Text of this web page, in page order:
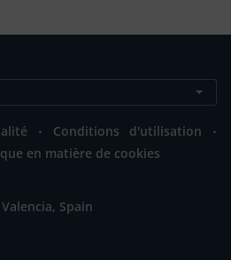
. Conditions d'utilisation .
en matière de cookies
Spain